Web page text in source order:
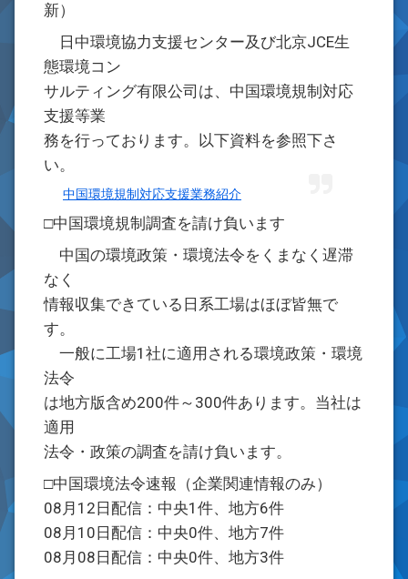
新）
日中環境協力支援センター及び北京JCE生
態環境コン
サルティング有限公司は、中国環境規制対応
支援等業
務を行っております。以下資料を参照下さ
い。
中国環境規制対応支援業務紹介
□中国環境規制調査を請け負います
中国の環境政策・環境法令をくまなく遅滞
なく
情報収集できている日系工場はほぼ皆無で
す。
一般に工場1社に適用される環境政策・環境
法令
は地方版含め200件～300件あります。当社は
適用
法令・政策の調査を請け負います。
□中国環境法令速報（企業関連情報のみ）
08月12日配信：中央1件、地方6件
08月10日配信：中央0件、地方7件
08月08日配信：中央0件、地方3件